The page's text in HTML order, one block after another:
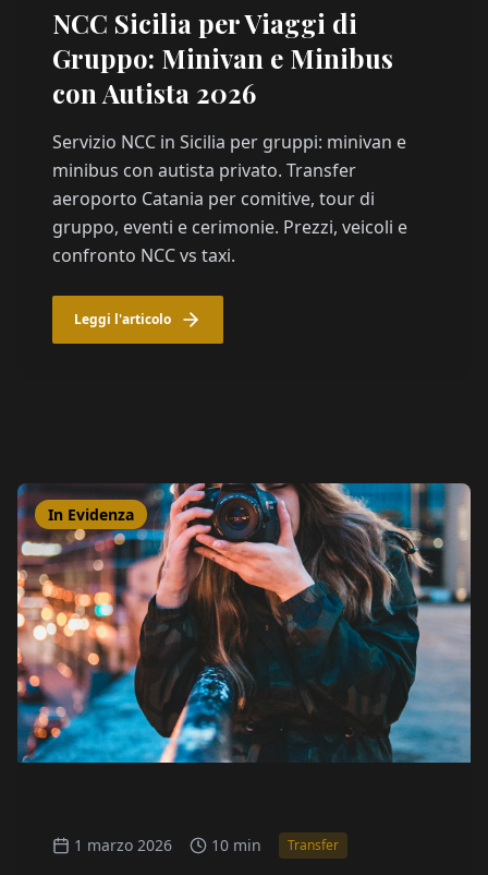
NCC Sicilia per Viaggi di
Gruppo: Minivan e Minibus
con Autista 2026
Servizio NCC in Sicilia per gruppi: minivan e
minibus con autista privato. Transfer
aeroporto Catania per comitive, tour di
gruppo, eventi e cerimonie. Prezzi, veicoli e
confronto NCC vs taxi.
Leggi l'articolo
In Evidenza
1 marzo 2026 10 min Transfer